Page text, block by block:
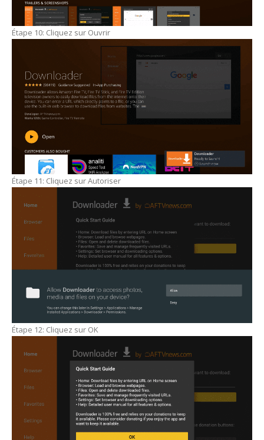
Étape 10: Cliquez sur Ouvrir
Étape 11: Cliquez sur Autoriser
Étape 12: Cliquez sur OK